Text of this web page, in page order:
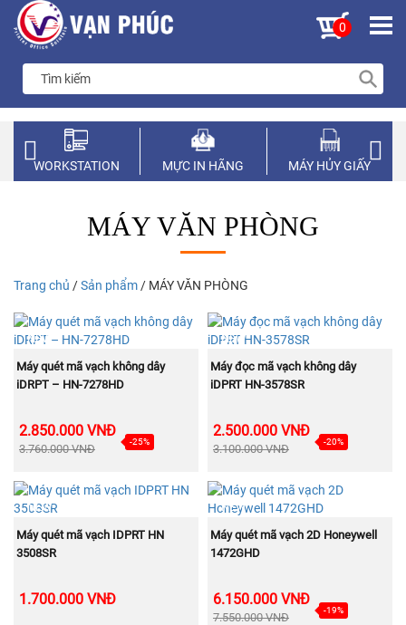
0
WORKSTATION MỰC IN HÃNG MÁY HỦY GIẤY
MÁY VĂN PHÒNG
Trang chủ /Sản phẩm / MÁY VĂN PHÒNG
NEW
MUA NGAY
Máy quét mã vạch không dây
iDRPT – HN-7278HD
2.850.000 VNĐ
3.760.000 VNĐ
-25%
NEW
MUA NGAY
Máy đọc mã vạch không dây
iDPRT HN-3578SR
2.500.000 VNĐ
3.100.000 VNĐ
-20%
NEW
MUA NGAY
Máy quét mã vạch IDPRT HN
3508SR
1.700.000 VNĐ
NEW
MUA NGAY
Máy quét mã vạch 2D Honeywell
1472GHD
6.150.000 VNĐ
7.550.000 VNĐ
-19%